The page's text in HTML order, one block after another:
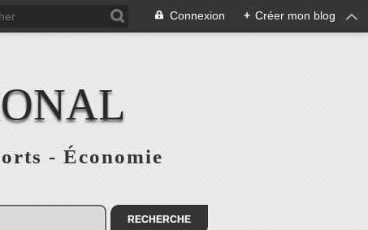
Connexion + Créer mon blog
- Économie